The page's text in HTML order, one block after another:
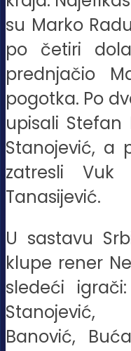
su Marko
po četiri
prednjačio
pogotka. Po
upisali Stefan
Stanojević, a
zatresli Vuk
Tanasijević.
U sastavu
klupe rener
sledeći
Stanojević,
Banović,